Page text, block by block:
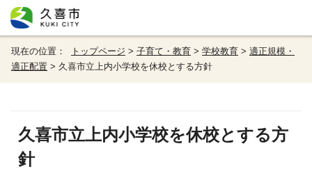
現在の位置： トップページ > 子育て・教育 > 学校教育 > 適正規模・
適正配置 > 久喜市立上内小学校を休校とする方針
久喜市立上内小学校を休校とする方
針